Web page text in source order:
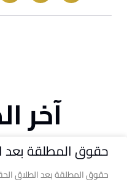
آخر
حقوق المطلقة بعد
حقوق المطلقة بعد الطلاق